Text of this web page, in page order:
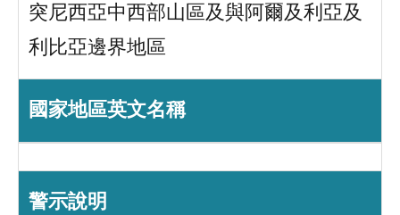
突尼西亞中西部山區及與阿爾及利亞及
利比亞邊界地區
國家地區英文名稱
警示說明